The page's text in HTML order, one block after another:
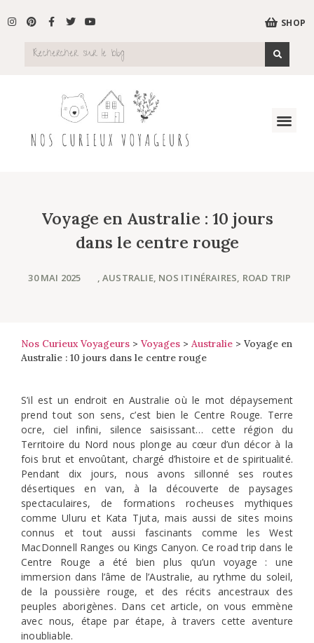
SHOP
Voyage en Australie : 10 jours
dans le centre rouge
30 MAI 2025 , AUSTRALIE, NOS ITINÉRAIRES, ROAD TRIP
Nos Curieux Voyageurs > Voyages > Australie > Voyage en
Australie : 10 jours dans le centre rouge
S’il est un endroit en Australie où le mot dépaysement
prend tout son sens, c’est bien le Centre Rouge. Terre
ocre, ciel infini, silence saisissant… cette région du
Territoire du Nord nous plonge au cœur d’un décor à la
fois brut et envoûtant, chargé d’histoire et de spiritualité.
Pendant dix jours, nous avons sillonné ses routes
désertiques en van, à la découverte de paysages
spectaculaires, de formations rocheuses mythiques
comme Uluru et Kata Tjuta, mais aussi de sites moins
connus et tout aussi fascinants comme les West
MacDonnell Ranges ou Kings Canyon. Ce road trip dans le
Centre Rouge a été bien plus qu’un voyage : une
immersion dans l’âme de l’Australie, au rythme du soleil,
de la poussière rouge, et des récits ancestraux des
peuples aborigènes. Dans cet article, on vous emmène
avec nous, étape par étape, à travers cette aventure
inoubliable.